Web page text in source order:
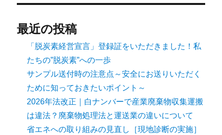
最近の投稿
「脱炭素経営宣言」登録証をいただきました！私
たちの”脱炭素”への一歩
サンプル送付時の注意点～安全にお送りいただく
ために知っておきたいポイント～
2026年法改正｜白ナンバーで産業廃棄物収集運搬
は違法？廃棄物処理法と運送業の違いについて
省エネへの取り組みの見直し［現地診断の実施］